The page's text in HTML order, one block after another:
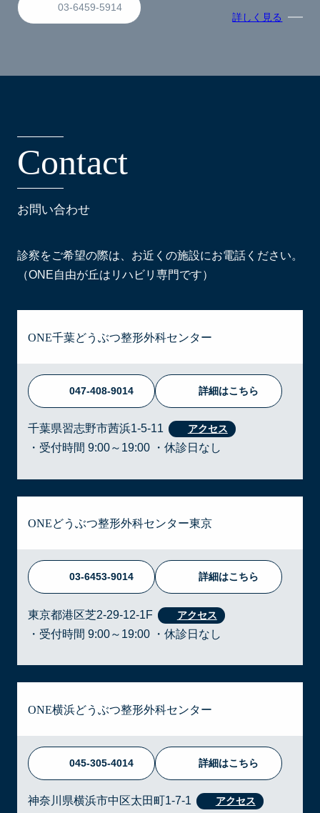
03-6459-5914
詳しく見る
Contact
お問い合わせ
診察をご希望の際は、お近くの施設にお電話ください。
（ONE自由が丘はリハビリ専門です）
ONE千葉どうぶつ整形外科センター
047-408-9014 詳細はこちら
千葉県習志野市茜浜1-5-11
・受付時間 9:00～19:00 ・休診日なし
ONEどうぶつ整形外科センター東京
03-6453-9014 詳細はこちら
東京都港区芝2-29-12-1F
・受付時間 9:00～19:00 ・休診日なし
ONE横浜どうぶつ整形外科センター
045-305-4014 詳細はこちら
神奈川県横浜市中区太田町1-7-1